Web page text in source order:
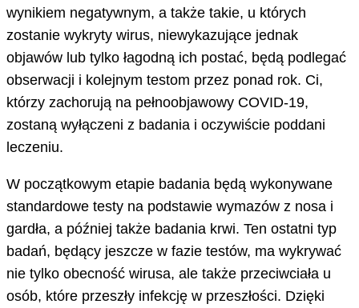
wynikiem negatywnym, a także takie, u których
zostanie wykryty wirus, niewykazujące jednak
objawów lub tylko łagodną ich postać, będą podlegać
obserwacji i kolejnym testom przez ponad rok. Ci,
którzy zachorują na pełnoobjawowy COVID-19,
zostaną wyłączeni z badania i oczywiście poddani
leczeniu.
W początkowym etapie badania będą wykonywane
standardowe testy na podstawie wymazów z nosa i
gardła, a później także badania krwi. Ten ostatni typ
badań, będący jeszcze w fazie testów, ma wykrywać
nie tylko obecność wirusa, ale także przeciwciała u
osób, które przeszły infekcję w przeszłości. Dzięki